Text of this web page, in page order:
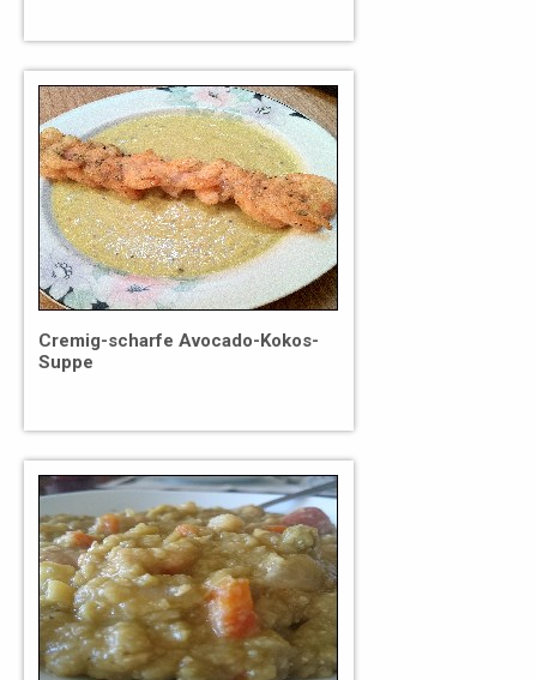
Cremig-scharfe Avocado-Kokos-
Suppe